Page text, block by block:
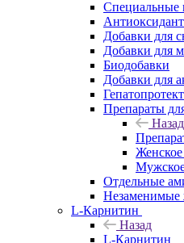
Cпециальные
Добавки для
Добавки для
Биодобавки
Добавки для
Препараты
Назад
Женское
Отдельные
Незаменимые
L-Карнитин
Назад
L-Карнитин